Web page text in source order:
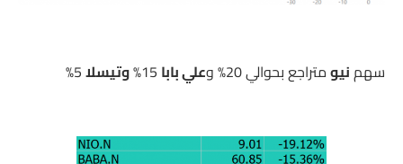
سهمنيومتراجع بحوالي 20% و علي بابا وتيسلا